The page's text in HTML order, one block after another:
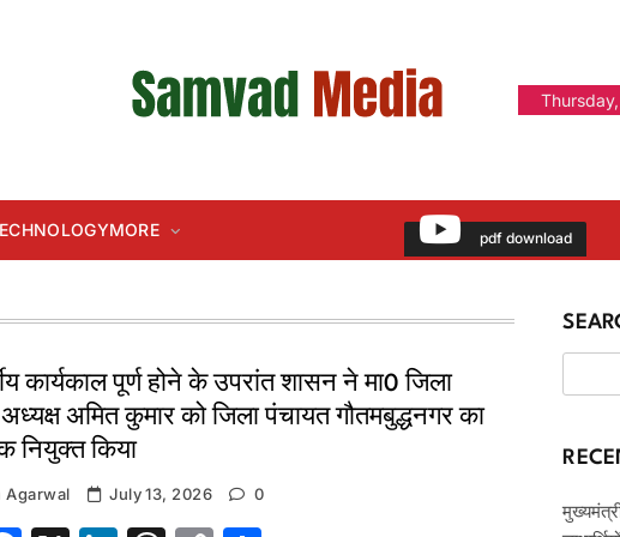
MORE pdf download
कार्यकाल पूर्ण होने के उपरांत शासन ने मा0 जिला
अमित कुमार को जिला पंचायत गौतमबुद्धनगर का
नियुक्त किया
Agarwal July 13, 2026 0